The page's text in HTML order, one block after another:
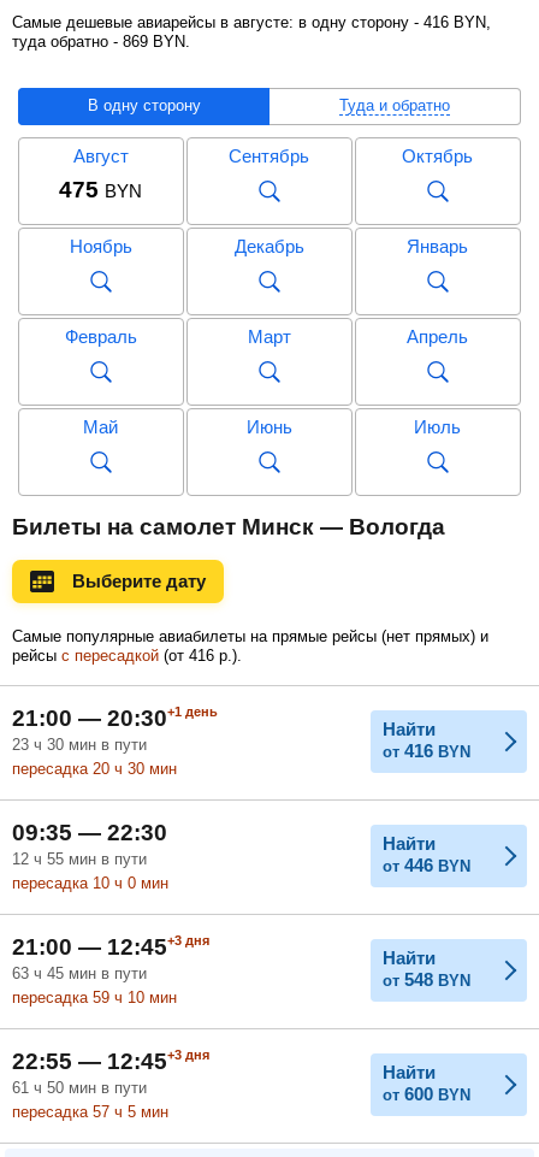
Самые дешевые авиарейсы в августе: в одну сторону - 416 BYN
туда обратно - 869 BYN
В одну сторону Туда и обратно
Август
475 BYN
Сентябрь Октябрь
Ноябрь Декабрь Январь
Февраль Март Апрель
Май Июнь Июль
Сентябрь
Ноябрь
Билеты на самолет Минск — Вологда
Выберите дату
Самые популярные авиабилеты на прямые рейсы (нет прямых) и
рейсы с пересадкой (от 416 р. ).
21:00 — 20:30+1 день
23 ч 30 мин в пути
пересадка 20 ч 30 мин
Найти
от 416 BYN
09:35 — 22:30
12 ч 55 мин в пути
пересадка 10 ч 0 мин
Найти
от 446 BYN
21:00 — 12:45+3 дня
63 ч 45 мин в пути
пересадка 59 ч 10 мин
Найти
от 548 BYN
22:55 — 12:45+3 дня
61 ч 50 мин в пути
пересадка 57 ч 5 мин
Найти
от 600 BYN